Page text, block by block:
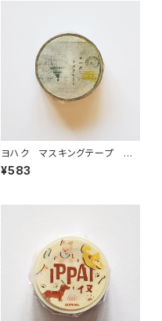
ヨハク マスキングテープ ラ
ボラトリー Y-189
¥583